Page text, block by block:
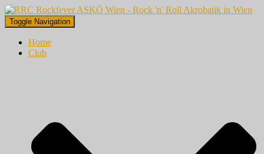
Toggle Navigation
Home
Club